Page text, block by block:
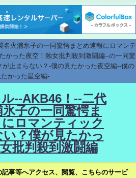
名火浦氷子の一同驚愕まとめ速報にロマンテ
かった夜空！独女批判殺到激闘編--の一同驚
止まらない？-僕の見たかった夜空編--僕の
たかった星空編-
--AKB46！--二代
氷子の一同驚愕ま
ロマンティック
？僕が見たかっ
批判殺到激闘編
事等へアクセス、閲覧、こちらのサービ